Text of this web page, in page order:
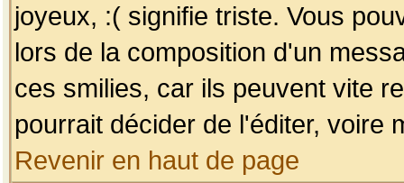
joyeux, :( signifie triste. Vous
lors de la composition d'un
ces smilies, car ils peuvent vite
pourrait décider de l'éditer, voire
Revenir en haut de page